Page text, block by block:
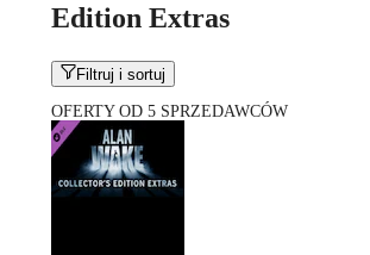
Edition Extras
Filtruj i sortuj
OFERTY OD 5 SPRZEDAWCÓW